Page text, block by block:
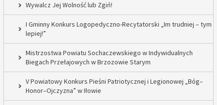
Wywalcz Jej Wolność lub Zgiń!
I Gminny Konkurs Logopedyczno-Recytatorski „Im trudniej – tym
lepiej!”
Mistrzostwa Powiatu Sochaczewskiego w Indywidualnych
Biegach Przełajowych w Brzozowie Starym
V Powiatowy Konkurs Pieśni Patriotycznej i Legionowej „Bóg–
Honor–Ojczyzna” w Iłowie